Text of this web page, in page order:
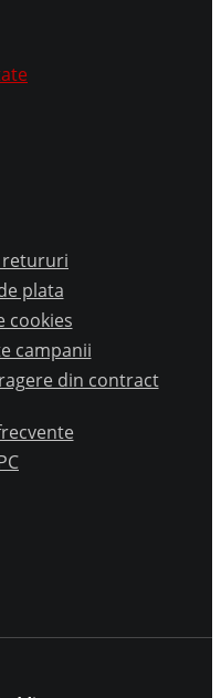
retururi
plata
cookies
campanii
din contract